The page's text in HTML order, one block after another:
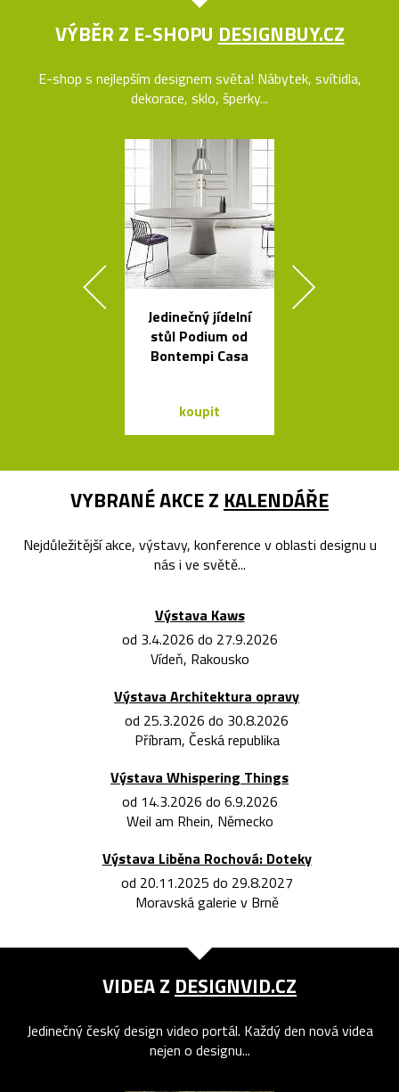
VÝBĚR Z E-SHOPU DESIGNBUY.CZ
E-shop s nejlepším designem světa! Nábytek, svítidla,
dekorace, sklo, šperky...
Jedinečný jídelní
stůl Podium od
Bontempi Casa
koupit
VYBRANÉ AKCE Z KALENDÁŘE
Nejdůležitější akce, výstavy, konference v oblasti designu u
nás i ve světě...
Výstava Kaws
od 3.4.2026 do 27.9.2026
Vídeň, Rakousko
Výstava Architektura opravy
od 25.3.2026 do 30.8.2026
Příbram, Česká republika
Výstava Whispering Things
od 14.3.2026 do 6.9.2026
Weil am Rhein, Německo
Výstava Liběna Rochová: Doteky
od 20.11.2025 do 29.8.2027
Moravská galerie v Brně
VIDEA Z DESIGNVID.CZ
Jedinečný český design video portál. Každý den nová videa
nejen o designu...